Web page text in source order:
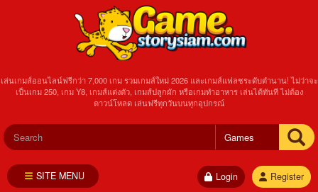
เล่นเกมส์ออนไลน์ฟรีกว่า 7,000 เกม รวมเกมส์ใหม่ 2026 และเกมส์แฟลชระดับตำนาน! ไม่ว่าจะ
เป็นเกม 250, เกม Y8, เกมส์แต่งตัว, เกมส์ปลูกผัก หรือเกมทำอาหาร เล่นได้ทันที ไม่ต้อง
ดาวน์โหลด เล่นฟรีทุกวันบนทุกอุปกรณ์
Register
Login
SITE MENU